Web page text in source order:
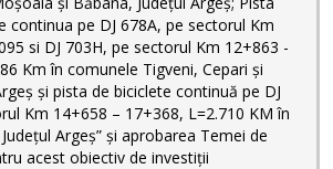
continua pe DJ 678A, pe sectorul Km
si DJ 703H, pe sectorul Km 12+863 -
Km în comunele Tigveni, Cepari și
și pista de biciclete continuă pe DJ
Km 14+658 – 17+368, L=2.710 KM în
Argeș” şi aprobarea Temei de
acest obiectiv de investiţii